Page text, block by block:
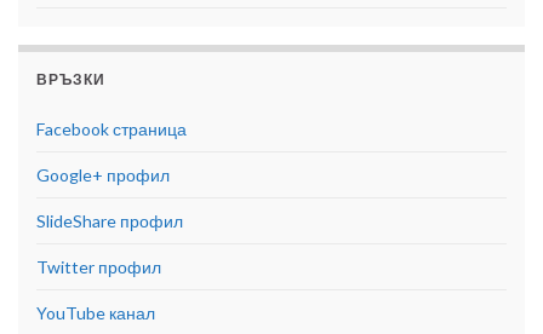
ВРЪЗКИ
Facebook страница
Google+ профил
SlideShare профил
Twitter профил
YouTube канал